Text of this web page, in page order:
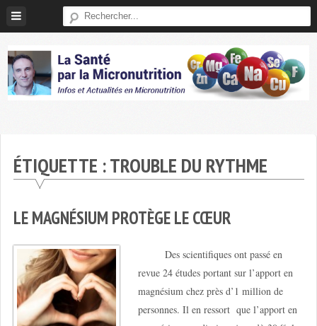
Skip
ÉTIQUETTE :TROUBLE DU RYTHME
LE MAGNÉSIUM PROTÈGE LE CŒUR
Des scientifiques ont passé en
revue 24 études portant sur l’apport en
magnésium chez près d’1 million de
personnes. Il en ressort que l’apport en